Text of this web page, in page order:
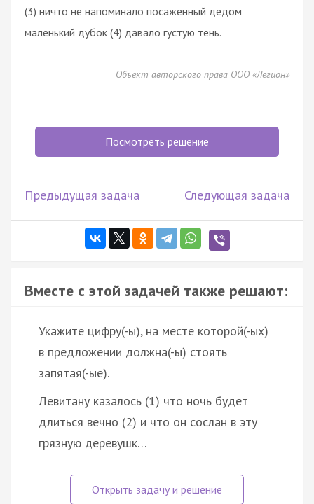
(3) ничто не напоминало посаженный дедом
маленький дубок (4) давало густую тень.
Объект авторского права ООО «Легион»
Посмотреть решение
Предыдущая задача Следующая задача
Вместе с этой задачей также решают:
Укажите цифру(-ы), на месте которой(-ых)
в предложении должна(-ы) стоять
запятая(-ые).
Левитану казалось (1) что ночь будет
длиться вечно (2) и что он сослан в эту
грязную деревушк…